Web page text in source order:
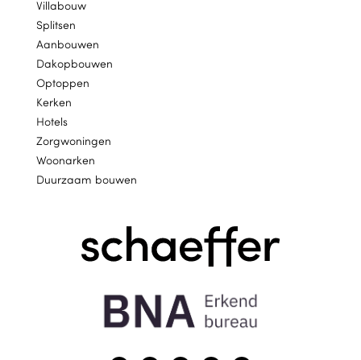
Villabouw
Splitsen
Aanbouwen
Dakopbouwen
Optoppen
Kerken
Hotels
Zorgwoningen
Woonarken
Duurzaam bouwen